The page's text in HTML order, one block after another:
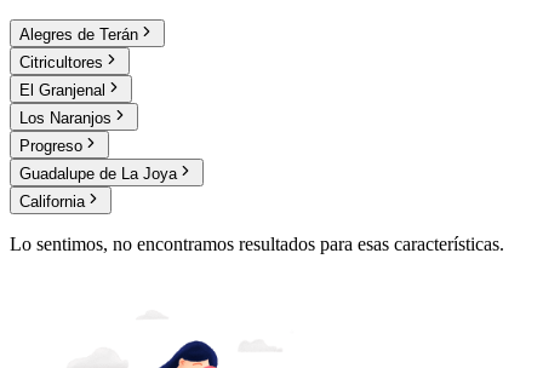
Alegres de Terán
Citricultores
El Granjenal
Los Naranjos
Progreso
Guadalupe de La Joya
California
Lo sentimos, no encontramos resultados para esas características.